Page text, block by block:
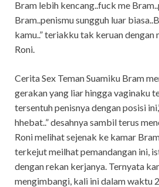
Bram lebih kencang..fuck me
Bram..penismu sungguh luar
kamu..” teriakku tak keruan
Roni.
Cerita Sex Teman Suamiku Bram
gerakan yang liar hingga vaginaku
tersentuh penisnya dengan posisi
hhebat..” desahnya sambil terus
Roni melihat sejenak ke kamar
terkejut meilhat pemandangan ini,
dengan rekan kerjanya. Ternyata
mengimbangi, kali ini dalam waktu